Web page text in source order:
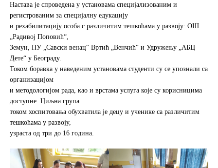
Настава је спроведена у установама специјализованим и
регистрованим за специјалну едукацију
и рехабилитацију особа с различитим тешкоћама у развоју: ОШ
„Радивој Поповић“,
Земун, ПУ „Савски венац“ Вртић „Венчић“ и Удружењу „АБЦ
Дете“ у Београду.
Током боравка у наведеним установама студенти су се упознали са
организацијом
и методологијом рада, као и врстама услуга које су корисницима
доступне. Циљна група
током хоспитовања обухватила је децу и ученике са различитим
тешкоћама у развоју,
узраста од три до 16 година.